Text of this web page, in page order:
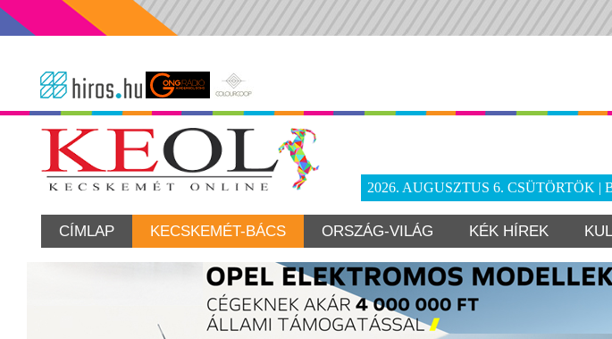
2026. AUGUSZTUS 6. CSÜTÖRTÖK |
CÍMLAP KECSKEMÉT-BÁCS ORSZÁG-VILÁG KÉK HÍREK